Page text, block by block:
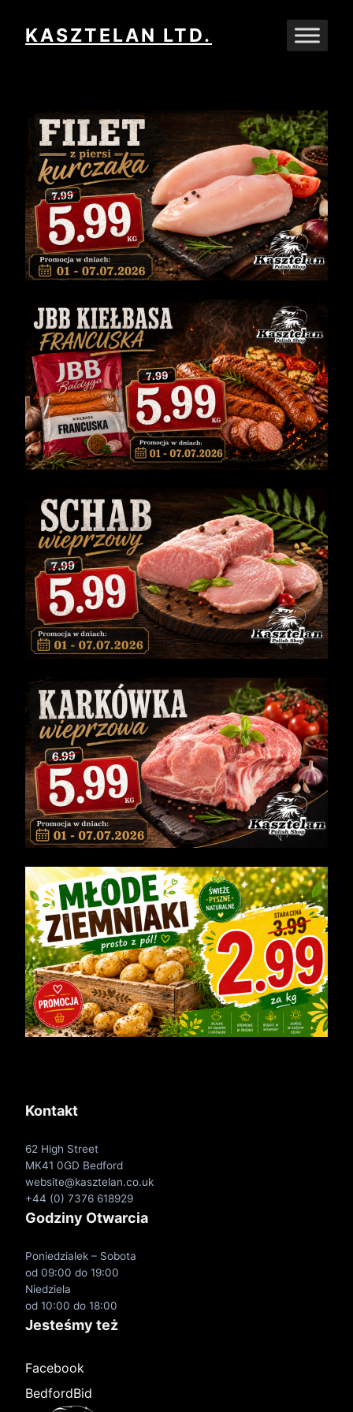
KASZTELAN LTD.
Kontakt
62 High Street
MK41 0GD Bedford
website@kasztelan.co.uk
+44 (0) 7376 618929
Godziny Otwarcia
Poniedzialek – Sobota
od 09:00 do 19:00
Niedziela
od 10:00 do 18:00
Jesteśmy też
Facebook
BedfordBid